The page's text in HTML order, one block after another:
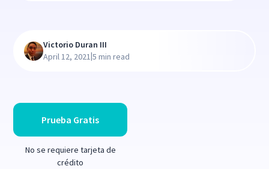
Prueba Gratis
No se requiere tarjeta de
crédito
Victorio Duran III
April 12, 2021|5 min read